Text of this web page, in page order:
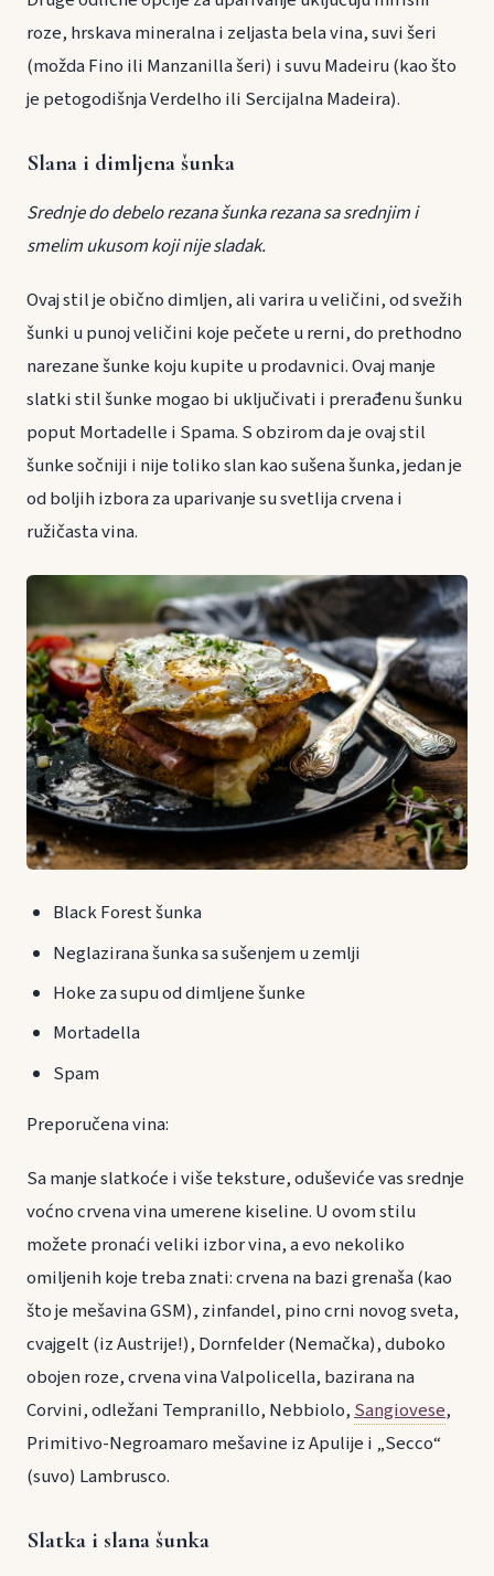
roze, hrskava mineralna i zeljasta bela vina, suvi šeri
(možda Fino ili Manzanilla šeri) i suvu Madeiru (kao što
je petogodišnja Verdelho ili Sercijalna Madeira).
Slana i dimljena šunka
Srednje do debelo rezana šunka rezana sa srednjim i
smelim ukusom koji nije sladak.
Ovaj stil je obično dimljen, ali varira u veličini, od svežih
šunki u punoj veličini koje pečete u rerni, do prethodno
narezane šunke koju kupite u prodavnici. Ovaj manje
slatki stil šunke mogao bi uključivati i prerađenu šunku
poput Mortadelle i Spama. S obzirom da je ovaj stil
šunke sočniji i nije toliko slan kao sušena šunka, jedan je
od boljih izbora za uparivanje su svetlija crvena i
ružičasta vina.
Black Forest šunka
Neglazirana šunka sa sušenjem u zemlji
Hoke za supu od dimljene šunke
Mortadella
Spam
Preporučena vina:
Sa manje slatkoće i više teksture, oduševiće vas srednje
voćno crvena vina umerene kiseline. U ovom stilu
možete pronaći veliki izbor vina, a evo nekoliko
omiljenih koje treba znati: crvena na bazi grenaša (kao
što je mešavina GSM), zinfandel, pino crni novog sveta,
cvajgelt (iz Austrije!), Dornfelder (Nemačka), duboko
obojen roze, crvena vina Valpolicella, bazirana na
Corvini, odležani Tempranillo, Nebbiolo,Sangiovese,
Primitivo-Negroamaro mešavine iz Apulije i „Secco“
(suvo) Lambrusco.
Slatka i slana šunka